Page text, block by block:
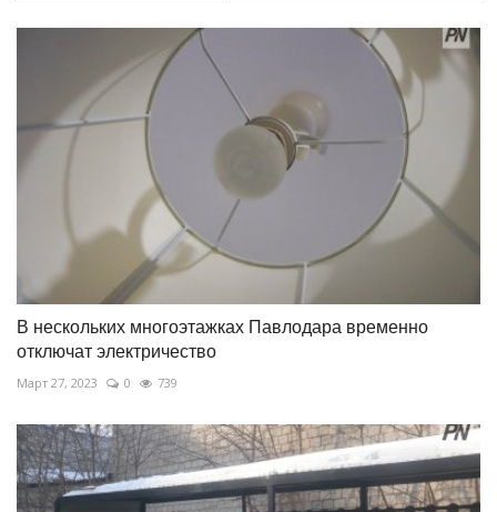
В нескольких многоэтажках Павлодара временно
отключат электричество
Март 27, 2023 0 739